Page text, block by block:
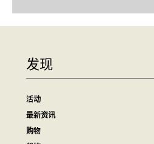
发现
活动
最新资讯
购物